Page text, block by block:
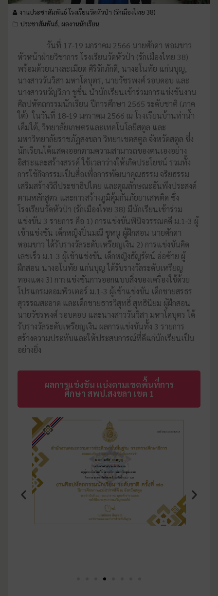
งานประชาสัมพันธ์ โรงเรียนวัดหัวป่า (รักเมืองไทย 38)
ประชาสัมพันธ์, ผลงานนักเรียน
วันที่ 17-19 มกราคม 2566 นายศักดา หอมขาว
หัวหน้าฝ่ายวิชาการ โรงเรียนวัดหัวป่า (รักเมืองไทย 38)
พร้อมด้วยนางละเมียด ศิริรักภักดี, นางอโนทัย แก่นบุญ,
นางสาววันวิสา มหาโคบุตร, นายวัชรพงศ์ รอบคอบ และ
นางสาวขวัญวิภา ชูชื่น นำนักเรียนเข้าร่วมการแข่งขันงาน
ศิลปหัตถกรรมนักเรียน ปีการศึกษา 2565 ระดับชาติ (ภาค
ใต้) ในวันที่ 18-19 มกราคม 2566 ณ โรงเรียนบ้านท่าน้ำ
เค็มใต้, วิทยาลัยเกษตรและเทคโนโลยีสตูล และ
มหาวิทยาลัยราชภัฏสงขลา วิทยาเขตสตูล จังหวัดสตูล ซึ่ง
นักเรียนได้แสดงออกตามความสามารถของตนเองอย่าง
อิสระและสร้างสรรค์ ใช้เวลาว่างให้เกิดประโยชน์ รวมทั้ง
การใช้กิจกรรมเป็นสื่อเพื่อการพัฒนาคุณธรรม จริยธรรม
เสริมสร้างวิถีประชาธิปไตย และคุณลักษณะอันพึงประสงค์
ตามหลักสูตร และการสร้างภูมิคุ้มกันภัยยาเสพติด ซึ่ง
โรงเรียนวัดหัวป่า (รักเมืองไทย 38) มีนักเรียนเช้าร่วม
แข่งขัน 3 รายการ คือ 1) การแข่งขันพินิจวรรณคดี ม.1-3 ผู้
เข้าแข่งขัน เด็กหญิงปิ่นมณี ชูหนู ผู้ฝึกสอน นายศักดา
หอมขาว ได้รับรางวัลระดับเหรียญเงิน 2) การแข่งขันคิด
เลขเร็ว ม.1-3 ผู้เข้าแข่งขัน เด็กหญิงธัญรัตน์ อ่อซ้าย ผู้
ฝึกสอน นางอโนทัย แก่นบุญ ได้รับรางวัลระดับเหรียญ
ทองแดง 3) การแข่งขันการออกแบบสิ่งของเครื่องใช้ด้วย
โปรแกรมคอมพิวเตอร์ ม.1-3 ผู้เข้าแข่งขัน เด็กชายสรธร
สุวรรณสะอาด และเด็กชายธารวิสุทธิ์ สุทธินิยม ผู้ฝึกสอน
นายวัชรพงศ์ รอบคอบ และนางสาววันวิสา มหาโคบุตร ได้
รับรางวัลระดับเหรียญเงิน ผลการแข่งขันทั้ง 3 รายการ
สร้างความประทับและให้ประสบการณ์ที่ดีแก่นักเรียนเป็น
อย่างยิ่ง
ผลการแข่งขัน แบ่งตามเขตพื้นที่การ
ศึกษา สพป.สงขลา เขต 1